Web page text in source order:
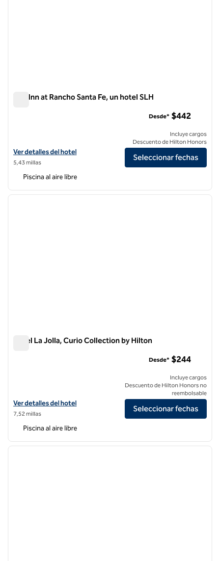
The Inn at Rancho Santa Fe, un hotel SLH
Ver detalles del hotel The Inn at Rancho Santa Fe, an SLH Hotel
Ver detalles del hotel
5,43 millas
Desde* $442
Incluye cargos
Descuento de Hilton Honors
Seleccionar fechas
Piscina al aire libre
1 de 12
Hotel La Jolla, Curio Collection by Hilton
Ver detalles del hotel La Jolla, Curio Collection by Hilton
Ver detalles del hotel
7,52 millas
Desde* $244
Incluye cargos
Descuento de Hilton Honors no
reembolsable
Seleccionar fechas
Piscina al aire libre
1 de 12